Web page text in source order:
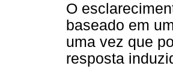
O
baseado em
uma vez que
resposta